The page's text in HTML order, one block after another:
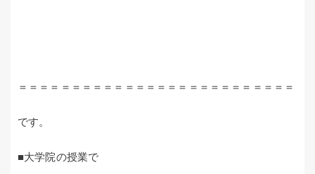
＝＝＝＝＝＝＝＝＝＝＝＝＝＝＝＝＝＝＝＝＝＝＝＝＝＝
です。
■大学院の授業で